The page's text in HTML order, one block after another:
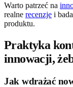
Warto patrzeć na
realne recenzje i
produktu.
Praktyka
innowacji,
Jak wdrażać